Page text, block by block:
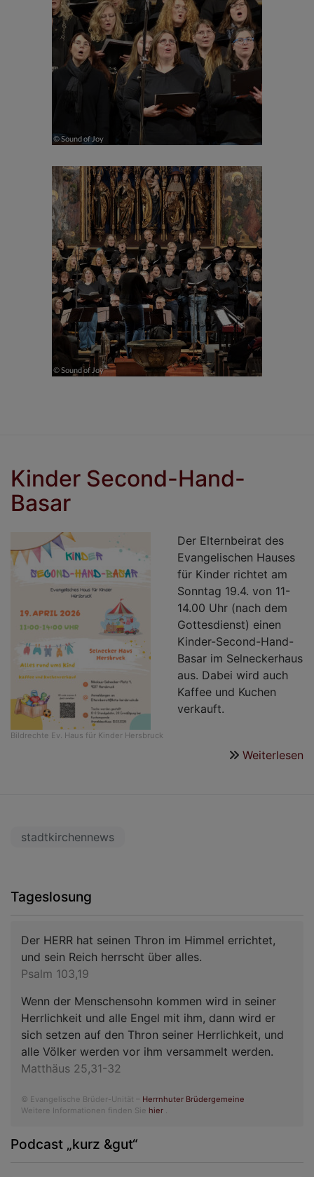
Kinder Second-Hand-
Basar
Bildrechte Ev. Haus für Kinder Hersbruck
Der Elternbeirat des
Evangelischen Hauses
für Kinder richtet am
Sonntag 19.4. von 11-
14.00 Uhr (nach dem
Gottesdienst) einen
Kinder-Second-Hand-
Basar im Selneckerhaus
aus. Dabei wird auch
Kaffee und Kuchen
verkauft.
Weiterlesen
stadtkirchennews
Tageslosung
Der HERR hat seinen Thron im Himmel errichtet,
und sein Reich herrscht über alles.
Psalm 103,19
Wenn der Menschensohn kommen wird in seiner
Herrlichkeit und alle Engel mit ihm, dann wird er
sich setzen auf den Thron seiner Herrlichkeit, und
alle Völker werden vor ihm versammelt werden.
Matthäus 25,31-32
© Evangelische Brüder-Unität – Herrnhuter Brüdergemeine
Weitere Informationen finden Sie hier .
Podcast „kurz &gut“